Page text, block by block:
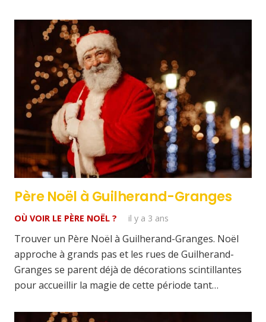
Père Noël à Guilherand-Granges
OÙ VOIR LE PÈRE NOËL ? il y a 3 ans
Trouver un Père Noël à Guilherand-Granges. Noël
approche à grands pas et les rues de Guilherand-
Granges se parent déjà de décorations scintillantes
pour accueillir la magie de cette période tant…